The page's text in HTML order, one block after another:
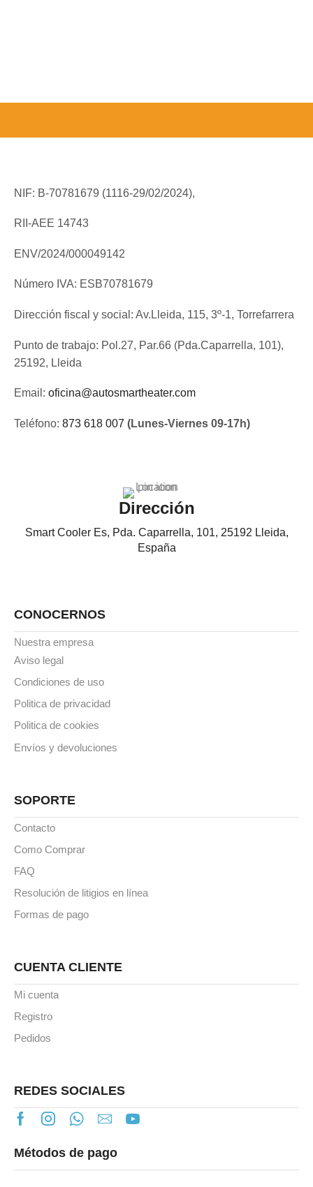
NIF: B-70781679 (1116-29/02/2024),
RII-AEE 14743
ENV/2024/000049142
Número IVA: ESB70781679
Dirección fiscal y social: Av.Lleida, 115, 3º-1, Torrefarrera
Punto de trabajo: Pol.27, Par.66 (Pda.Caparrella, 101),
25192, Lleida
Email: oficina@autosmartheater.com
Teléfono: 873 618 007 (Lunes-Viernes 09-17h)
Dirección
Smart Cooler Es, Pda. Caparrella, 101, 25192 Lleida,
España
CONOCERNOS
Nuestra empresa
Aviso legal
Condiciones de uso
Politica de privacidad
Politica de cookies
Envíos y devoluciones
SOPORTE
Contacto
Como Comprar
FAQ
Resolución de litigios en línea
Formas de pago
CUENTA CLIENTE
Mi cuenta
Registro
Pedidos
REDES SOCIALES
Métodos de pago